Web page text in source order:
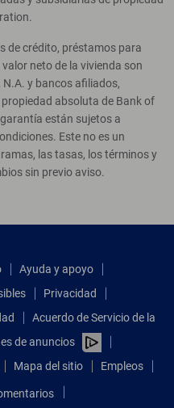
de crédito, préstamos para
neto de la vivienda son
y bancos afiliados,
absoluta de Bank of
están sujetos a
Este no es un
las tasas, los términos y
sin previo aviso.
Ayuda y apoyo
Privacidad
Acuerdo de Servicio de la
de anuncios
Mapa del sitio Empleos
sus comentarios